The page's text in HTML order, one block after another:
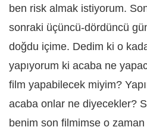
ben risk almak istiyorum.
sonraki üçüncü-dördüncü
doğdu içime. Dedim ki o
yapıyorum ki acaba ne
film yapabilecek miyim?
acaba onlar ne diyecekler?
benim son filmimse o